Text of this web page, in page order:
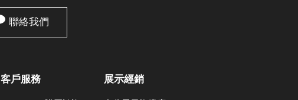
聯絡我們
客戶服務 展示經銷